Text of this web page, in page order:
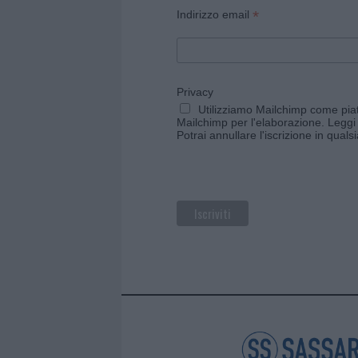
Indirizzo email *
Privacy
Utilizziamo Mailchimp come
Mailchimp per l'elaborazione.
Potrai annullare l'iscrizione in